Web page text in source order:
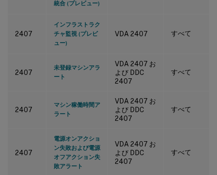
統合 (プレビュー)
2407
インフラストラク
チャ監視 (プレビ
ュー)
VDA 2407 すべて
2407
未登録マシンアラ
ート
VDA 2407 お
よび DDC
2407
すべて
2407
マシン稼働時間ア
ラート
VDA 2407 お
よび DDC
2407
すべて
2407
電源オンアクショ
ン失敗および電源
オフアクション失
敗アラート
VDA 2407 お
よび DDC
2407
すべて